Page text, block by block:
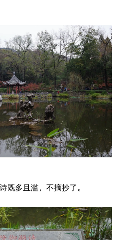
既多且滥，不摘抄了。